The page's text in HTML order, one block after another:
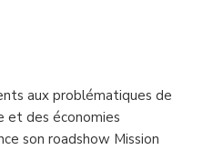
aux problématiques de
et des économies
son roadshow Mission